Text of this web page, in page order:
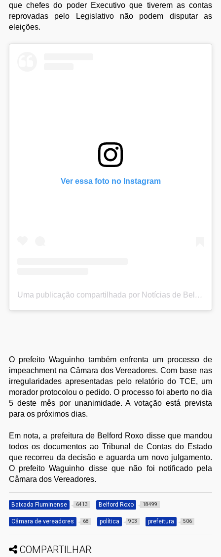
que chefes do poder Executivo que tiverem as contas
reprovadas pelo Legislativo não podem disputar as
eleições.
Ver essa foto no Instagram
Uma publicação compartilhada por Notícias de Belford Roxo (@noticiasbelfordroxo)
O prefeito Waguinho também enfrenta um processo de
impeachment na Câmara dos Vereadores. Com base nas
irregularidades apresentadas pelo relatório do TCE, um
morador protocolou o pedido. O processo foi aberto no dia
5 deste mês por unanimidade. A votação está prevista
para os próximos dias.
Em nota, a prefeitura de Belford Roxo disse que mandou
todos os documentos ao Tribunal de Contas do Estado
que recorreu da decisão e aguarda um novo julgamento.
O prefeito Waguinho disse que não foi notificado pela
Câmara dos Vereadores.
Baixada Fluminense 6413 Belford Roxo 18499
Câmara de vereadores 68 política 903 prefeitura 506
COMPARTILHAR: